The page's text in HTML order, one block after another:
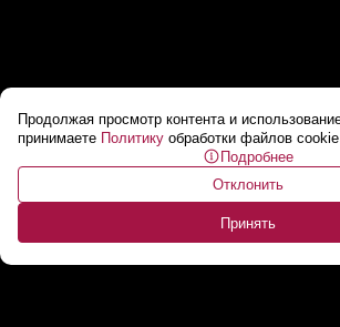
Продолжая просмотр контента и
принимаете Политику обработки файлов cookie
Подробнее
Отклонить
Принять
Могилевчанин заключен под
отрицание геноцида